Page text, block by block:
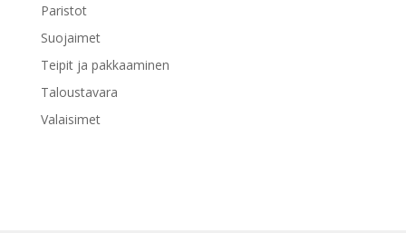
Paristot
Suojaimet
Teipit ja pakkaaminen
Taloustavara
Valaisimet